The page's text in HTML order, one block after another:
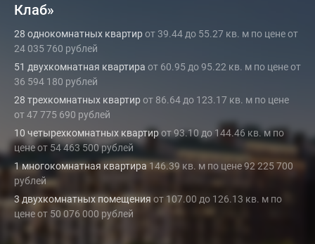
Клаб»
28 однокомнатных квартирот 39.44 до 55.27 кв. м по цене от
24 035 760 рублей
51 двухкомнатная квартира от 60.95 до 95.22 кв. м по цене от
36 594 180 рублей
28 трехкомнатных квартир от 86.64 до 123.17 кв. м по цене
от 47 775 690 рублей
10 четырехкомнатных квартирот 93.10 до 144.46 кв. м по
цене от 54 463 500 рублей
1 многокомнатная квартира 146.39 кв. м по цене 92 225 700
рублей
3 двухкомнатных помещения от 107.00 до 126.13 кв. м по
цене от 50 076 000 рублей